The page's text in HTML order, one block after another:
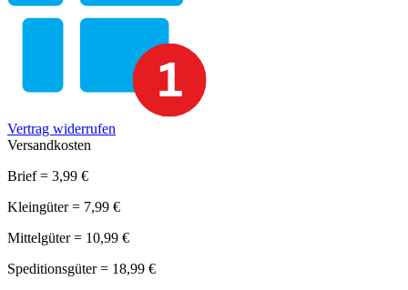
Vertrag widerrufen
Versandkosten
Brief = 3,99 €
Kleingüter = 7,99 €
Mittelgüter = 10,99 €
Speditionsgüter = 18,99 €